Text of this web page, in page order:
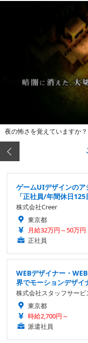
夜の怖さを覚えていますか
ゲームUIデザインのア
「正社員/年間休日
株式会社Creer
東京都
月給32万円～50万円
正社員
WEBデザイナー・
界でモーションデザイ
株式会社スタッフサー
東京都
時給2,700円～
派遣社員